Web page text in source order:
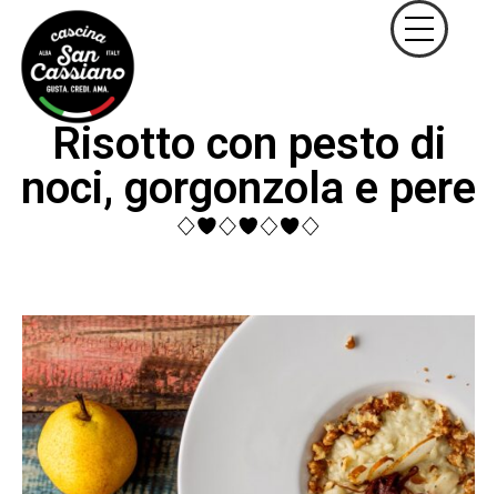
Risotto con pesto di
noci, gorgonzola e pere